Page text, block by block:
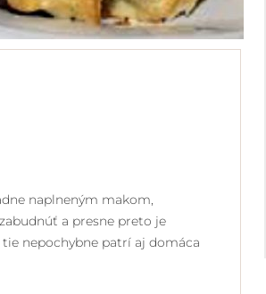
naplneným makom,
a presne preto je
nepochybne patrí aj domáca